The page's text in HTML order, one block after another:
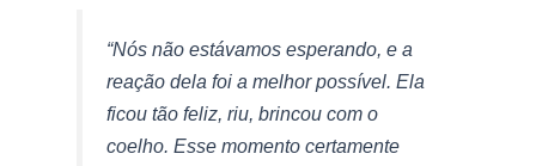
“Nós não estávamos esperando, e a
reação dela foi a melhor possível. Ela
ficou tão feliz, riu, brincou com o
coelho. Esse momento certamente